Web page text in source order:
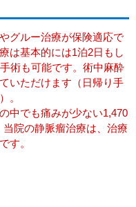
グルー治療が保険適応で
は基本的には1泊2日もし
術も可能です。術中麻酔
いただけます（日帰り手
。
中でも痛みが少ない1,470
院の静脈瘤治療は、治療
す。